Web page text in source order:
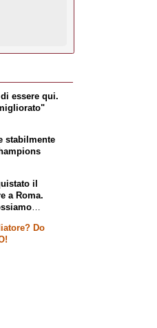
essere qui.
stabilmente
il
a Roma.
Do